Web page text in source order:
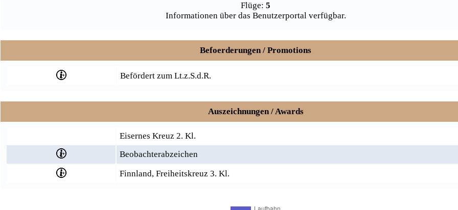
Flüge: 5
Informationen über das Benutzerportal verfügbar.
Befoerderungen / Promotions
Befördert zum Lt.z.S.d.R.
Auszeichnungen / Awards
Eisernes Kreuz 2. Kl.
Beobachterabzeichen
Finnland, Freiheitskreuz 3. Kl.